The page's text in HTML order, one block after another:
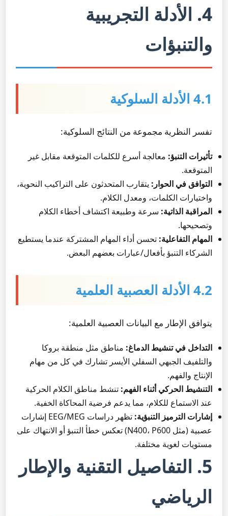
4. الأدلة التجريبية
والتنبؤات
4.1 الأدلة السلوكية
تفسر النظرية مجموعة من النتائج السلوكية:
تأثيرات التنبؤ: معالجة أسرع للكلمات المتوقعة مقابل غير
المتوقعة.
التوافق في الحوار: يتقارب المتحدثون على التراكيب النحوية،
واختيارات الكلمات، ومعدل الكلام.
المراقبة الذاتية: سرعة وطبيعة اكتشاف أخطاء الكلام
وتصحيحها.
المهام التفاعلية: تحسن أداء المهام المشتركة عندما يستطيع
الشركاء التنبؤ بأفعال/عبارات بعضهم البعض.
4.2 الأدلة العصبية العلمية
يتوافق الإطار مع البيانات العصبية العلمية:
التداخل في تنشيط الدماغ: مناطق مثل منطقة بروكا
والتلفيف الجبهي السفلي الأيسر تشارك في كل من مهام
الإنتاج والفهم.
التنشيط الحركي أثناء الفهم: تنشط مناطق الكلام الحركية
عند الاستماع للكلام، مما يدعم فرضية المحاكاة الخفية.
إشارات الترميز التنبؤية:
تظهر دراسات EEG/MEG إشارات
عصبية (مثل N400، P600) تعكس خطأ التنبؤ أو الانتهاك على
مستويات لغوية مختلفة.
5. التفاصيل التقنية والإطار
الرياضي